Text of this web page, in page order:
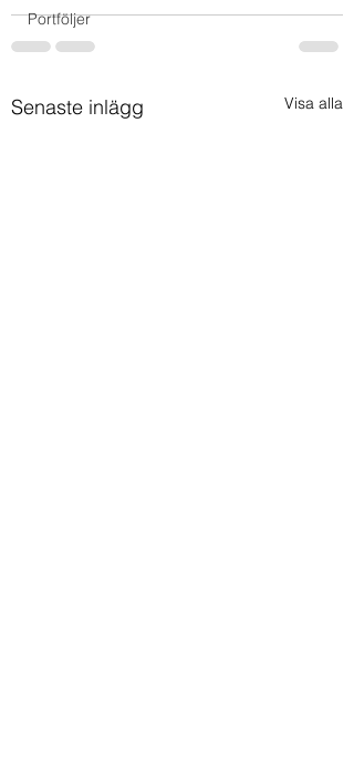
Portföljer
Senaste inlägg Visa alla